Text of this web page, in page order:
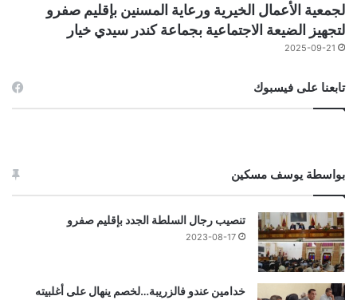
لجمعية الأعمال الخيرية ورعاية المسنين بإقليم صفرو
لتجهيز الضيعة الاجتماعية بجماعة كندر سيدي خيار
2025-09-21
تابعنا على فيسبوك
بواسطة يوسف مسكين
تنصيب رجال السلطة الجدد بإقليم صفرو
2023-08-17
خدامين عندو فالزريبة…لخصم ينهال على أغلبيته